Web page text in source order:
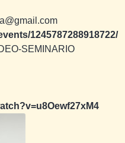
1245787288918722/
SEMINARIO